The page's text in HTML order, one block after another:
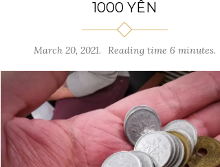
1000 YÊN
March 20, 2021. Reading time 6 minutes.